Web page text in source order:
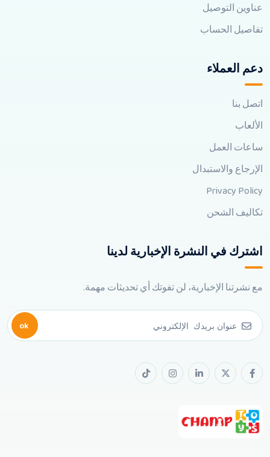
عناوين التوصيل
تفاصيل الحساب
دعم العملاء
اتصل بنا
الألعاب
ساعات العمل
الإرجاع والاستبدال
Privacy Policy
تكاليف الشحن
اشترك في النشرة الإخبارية لدينا
مع نشرتنا الإخبارية، لن تفوتك أي تحديثات مهمة.
ok